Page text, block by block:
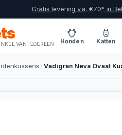
Gratis levering v.a. €70* in
VAN IEDEREEN Honden Katten
/Vadigran Neva Ovaal